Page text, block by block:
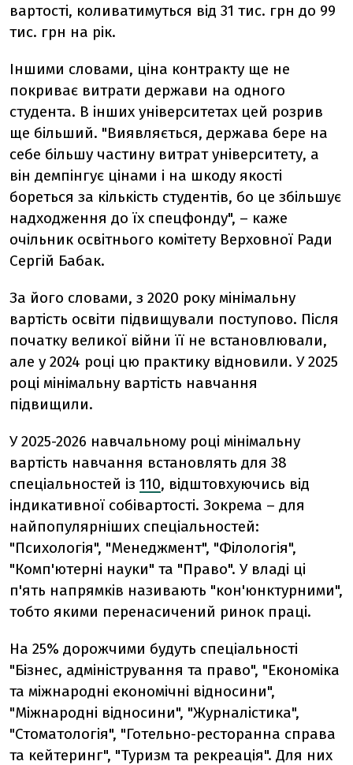
вартості, коливатимуться від 31 тис. грн до 99
тис. грн на рік.
Іншими словами, ціна контракту ще не
покриває витрати держави на одного
студента. В інших університетах цей розрив
ще більший. "Виявляється, держава бере на
себе більшу частину витрат університету, а
він демпінгує цінами і на шкоду якості
бореться за кількість студентів, бо це збільшує
надходження до їх спецфонду", – каже
очільник освітнього комітету Верховної Ради
Сергій Бабак.
За його словами, з 2020 року мінімальну
вартість освіти підвищували поступово. Після
початку великої війни її не встановлювали,
але у 2024 році цю практику відновили. У 2025
році мінімальну вартість навчання
підвищили.
У 2025-2026 навчальному році мінімальну
вартість навчання встановлять для 38
спеціальностей із 110, відштовхуючись від
індикативної собівартості. Зокрема – для
найпопулярніших спеціальностей:
"Психологія", "Менеджмент", "Філологія",
"Комп'ютерні науки" та "Право". У владі ці
п'ять напрямків називають "кон'юнктурними",
тобто якими перенасичений ринок праці.
На 25% дорожчими будуть спеціальності
"Бізнес, адміністрування та право", "Економіка
та міжнародні економічні відносини",
"Міжнародні відносини", "Журналістика",
"Стоматологія", "Готельно-ресторанна справа
та кейтеринг", "Туризм та рекреація". Для них